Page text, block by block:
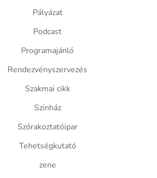
Pályázat
Podcast
Programajánló
Rendezvényszervezés
Szakmai cikk
Színház
Szórakoztatóipar
Tehetségkutató
zene